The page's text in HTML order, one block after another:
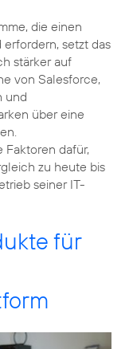
die einen
setzt das
stärker auf
von Salesforce,
und
über eine
Faktoren dafür,
zu heute bis
seiner IT-
für